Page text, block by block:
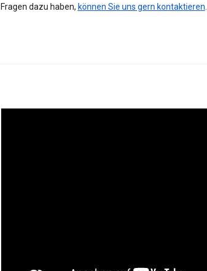
Fragen dazu haben, können Sie uns gern kontaktieren.